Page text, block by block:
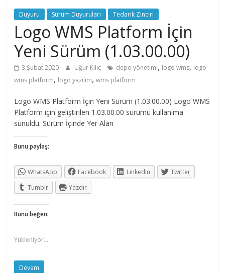
Duyuru Sürüm Duyuruları Tedarik Zinciri
Logo WMS Platform İçin
Yeni Sürüm (1.03.00.00)
3 Şubat 2020 Uğur Kılıç depo yönetimi, logo wms, logo
wms platform, logo yazılım,wms platform
Logo WMS Platform İçin Yeni Sürüm (1.03.00.00) Logo WMS
Platform için geliştirilen 1.03.00.00 sürümü kullanıma
sunuldu. Sürüm İçinde Yer Alan
Bunu paylaş:
WhatsApp Facebook LinkedIn
Twitter
Tumblr
Yazdır
Bunu beğen:
Yükleniyor...
Devam